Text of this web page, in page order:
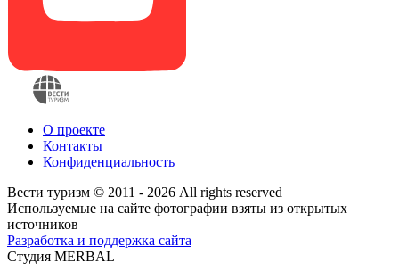
О проекте
Контакты
Конфиденциальность
Вести туризм © 2011 - 2026 All rights reserved
Используемые на сайте фотографии взяты из открытых
источников
Разработка и поддержка сайта
Студия MERBAL